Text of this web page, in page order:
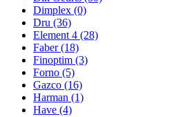
Dimplex (0)
Dru (36)
Element 4 (28)
Faber(18)
Finoptim (3)
Forno (5)
Gazco (16)
Harman (1)
Have (4)